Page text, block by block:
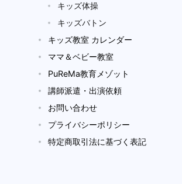
キッズ体操
キッズバトン
キッズ教室 カレンダー
ママ＆ベビー教室
PuReMa教育メゾット
講師派遣・出演依頼
お問い合わせ
プライバシーポリシー
特定商取引法に基づく表記